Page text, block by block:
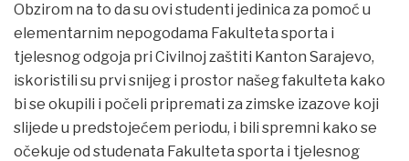
Obzirom na to da su ovi studenti jedinica za pomoć u
elementarnim nepogodama Fakulteta sporta i
tjelesnog odgoja pri Civilnoj zaštiti Kanton Sarajevo,
iskoristili su prvi snijeg i prostor našeg fakulteta kako
bi se okupili i počeli pripremati za zimske izazove koji
slijede u predstojećem periodu, i bili spremni kako se
očekuje od studenata Fakulteta sporta i tjelesnog